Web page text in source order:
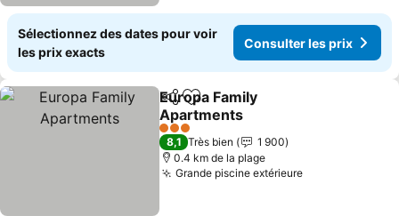
Sélectionnez des dates pour voir
les prix exacts
Consulter les prix
PartagerAjouter à mes favoris
Europa Family
Apartments
3 Étoiles
8,1 Très bien
1 900
0.4 km de la plage
Grande piscine extérieure